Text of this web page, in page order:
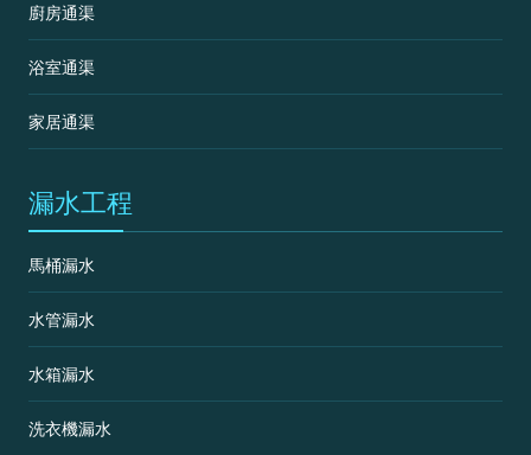
廚房通渠
浴室通渠
家居通渠
漏水工程
馬桶漏水
水管漏水
水箱漏水
洗衣機漏水